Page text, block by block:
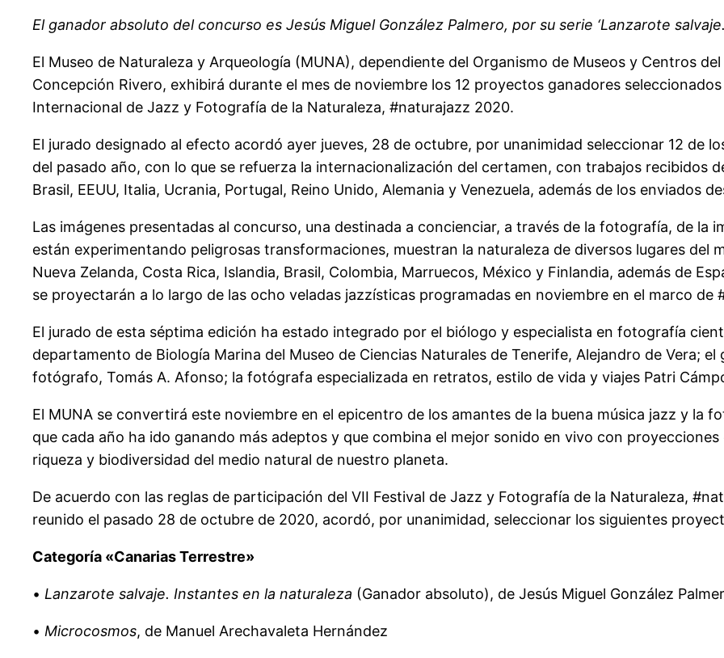
El ganador absoluto del concurso es Jesús Miguel González Palmero, por su serie ‘Lanzarote
El Museo de Naturaleza y Arqueología (MUNA), dependiente del Organismo de Museos y Centros
Concepción Rivero, exhibirá durante el mes de noviembre los 12 proyectos ganadores
Internacional de Jazz y Fotografía de la Naturaleza, #naturajazz 2020.
El jurado designado al efecto acordó ayer jueves, 28 de octubre, por unanimidad seleccionar 12 de
del pasado año, con lo que se refuerza la internacionalización del certamen, con trabajos recibidos
Brasil, EEUU, Italia, Ucrania, Portugal, Reino Unido, Alemania y Venezuela, además de los enviados
Las imágenes presentadas al concurso, una destinada a concienciar, a través de la fotografía, de la
están experimentando peligrosas transformaciones, muestran la naturaleza de diversos lugares del
Nueva Zelanda, Costa Rica, Islandia, Brasil, Colombia, Marruecos, México y Finlandia, además de
se proyectarán a lo largo de las ocho veladas jazzísticas programadas en noviembre en el marco de
El jurado de esta séptima edición ha estado integrado por el biólogo y especialista en fotografía
departamento de Biología Marina del Museo de Ciencias Naturales de Tenerife, Alejandro de Vera;
fotógrafo, Tomás A. Afonso; la fotógrafa especializada en retratos, estilo de vida y viajes Patri
El MUNA se convertirá este noviembre en el epicentro de los amantes de la buena música jazz y la
que cada año ha ido ganando más adeptos y que combina el mejor sonido en vivo con
riqueza y biodiversidad del medio natural de nuestro planeta.
De acuerdo con las reglas de participación del VII Festival de Jazz y Fotografía de la Naturaleza,
reunido el pasado 28 de octubre de 2020, acordó, por unanimidad, seleccionar los siguientes
Categoría «Canarias Terrestre»
• Lanzarote salvaje. Instantes en la naturaleza (Ganador absoluto), de Jesús Miguel González
• Microcosmos, de Manuel Arechavaleta Hernández